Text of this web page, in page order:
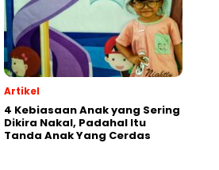
Artikel
4 Kebiasaan Anak yang Sering
Dikira Nakal, Padahal Itu
Tanda Anak Yang Cerdas